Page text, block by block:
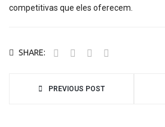
competitivas que eles oferecem.
SHARE:
PREVIOUS POST